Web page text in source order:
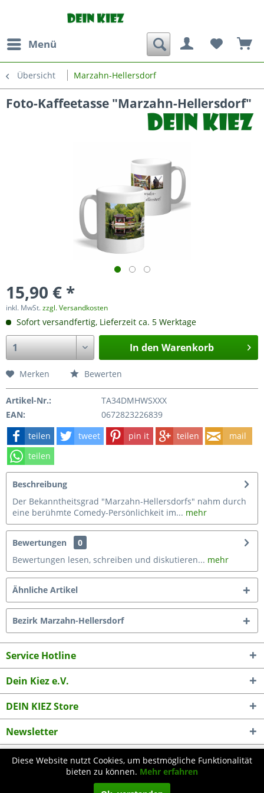
Menü
Übersicht Marzahn-Hellersdorf
Foto-Kaffeetasse "Marzahn-Hellersdorf"
15,90 € *
inkl. MwSt.zzgl. Versandkosten
Sofort versandfertig, Lieferzeit ca. 5 Werktage
In den Warenkorb
Merken Bewerten
Artikel-Nr.:
TA34DMHWSXXX
EAN:
0672823226839
teilen
tweet pin it teilen
mail
teilen
Beschreibung
Der Bekanntheitsgrad "Marzahn-Hellersdorfs" nahm durch
eine berühmte Comedy-Persönlichkeit im... mehr
Bewertungen
0
Bewertungen lesen, schreiben und diskutieren... mehr
Ähnliche Artikel
Bezirk Marzahn-Hellersdorf
Service Hotline
Dein Kiez e.V.
DEIN KIEZ Store
Newsletter
* Alle Preise inkl. gesetzl. Mehrwertsteuer zzgl.Versandkostenund ggf.
Nachnahmegebühren, wenn nicht anders beschrieben
Diese Website nutzt Cookies, um bestmögliche Funktionalität
bieten zu können. Mehr erfahren